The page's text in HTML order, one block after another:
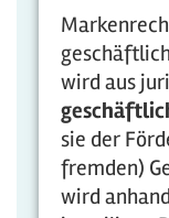
wird aus
sie der
fremden)
wird